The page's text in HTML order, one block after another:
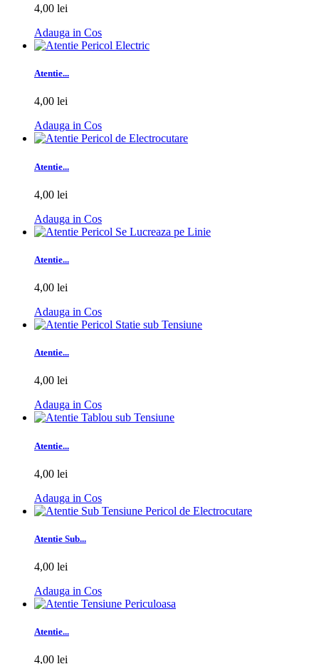
4,00 lei
Adauga in Cos
Atentie...
4,00 lei
Adauga in Cos
Atentie...
4,00 lei
Adauga in Cos
Atentie...
4,00 lei
Adauga in Cos
Atentie...
4,00 lei
Adauga in Cos
Atentie...
4,00 lei
Adauga in Cos
Atentie Sub...
4,00 lei
Adauga in Cos
Atentie...
4,00 lei